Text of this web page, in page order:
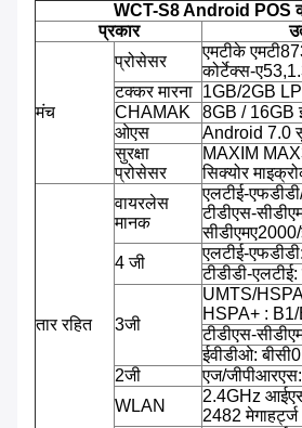
WCT-S8 Android POS
प्रकार
मंच
प्रोसेसर
एमटीके
कोर्टेक्स-
टक्कर मारना 1GB/2GB
CHAMAK
8GB / 16GB
ओएस
Android 7.0
सुरक्षा
प्रोसेसर
MAXIM
सिक्योर
तार रहित
वायरलेस
मानक
एलटीई-
टीडीएस-
4 जी
एलटीई-
टीडीडी-
3जी
UMTS/
HSPA+ :
टीडीएस-
ईवीडीओ: बीसी0
2जी
एज/जीपीआरएस:
WLAN
2.4GHz
2482 मेगाहर्ट्ज